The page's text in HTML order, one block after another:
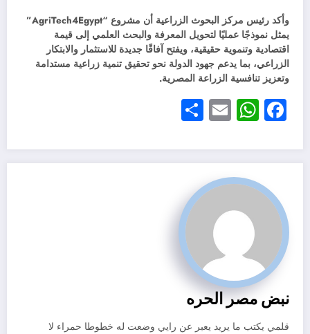
وأكد رئيس مركز البحوث الزراعية أن مشروع “AgriTech4Egypt”
يمثل نموذجًا عمليًا لتحويل المعرفة والبحث العلمي إلى قيمة
اقتصادية وتنموية حقيقية، ويفتح آفاقًا جديدة للاستثمار والابتكار
الزراعي، بما يدعم جهود الدولة نحو تحقيق تنمية زراعية مستدامة
وتعزيز تنافسية الزراعة المصرية.
Facebook
WhatsApp
Email
نبض مصر الحره
قلمي يكتب ما يريد يعبر عن رايي وضعت له خطوطا حمراء لا